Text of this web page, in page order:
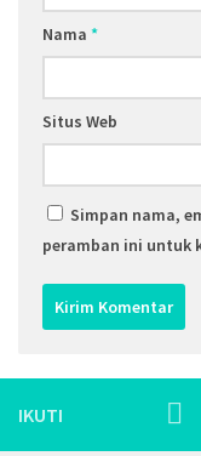
Nama *
Situs Web
Simpan nama,
peramban ini untuk
IKUTI